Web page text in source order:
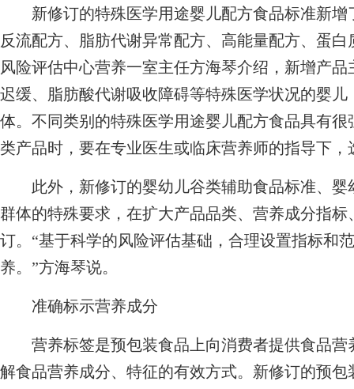
新修订的特殊医学用途婴儿配方食品标准新增
反流配方、脂肪代谢异常配方、高能量配方、蛋
风险评估中心营养一室主任方海琴介绍，新增产
迟缓、脂肪酸代谢吸收障碍等特殊医学状况的婴
体。不同类别的特殊医学用途婴儿配方食品具有
类产品时，要在专业医生或临床营养师的指导下
此外，新修订的婴幼儿谷类辅助食品标准、婴
群体的特殊要求，在扩大产品品类、营养成分指
订。“基于科学的风险评估基础，合理设置指标和
养。”方海琴说。
准确标示营养成分
营养标签是预包装食品上向消费者提供食品营
解食品营养成分、特征的有效方式。新修订的预